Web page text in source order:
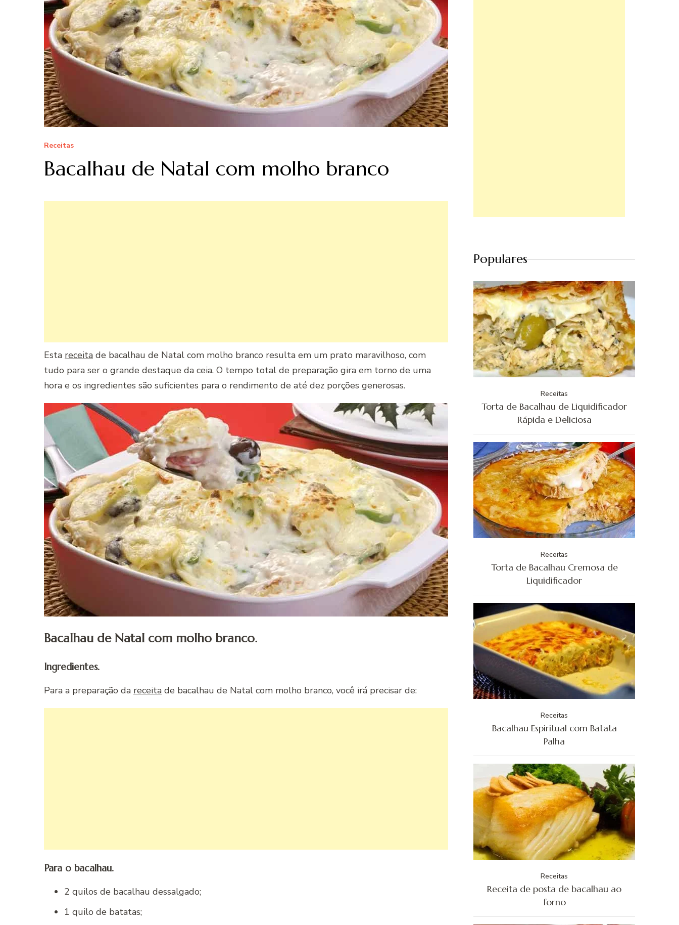
Receitas
Bacalhau de Natal com molho branco
Esta receita de bacalhau de Natal com molho branco resulta em um prato maravilhoso, com
tudo para ser o grande destaque da ceia. O tempo total de preparação gira em torno de uma
hora e os ingredientes são suficientes para o rendimento de até dez porções generosas.
Bacalhau de Natal com molho branco.
Ingredientes.
Para a preparação da receita de bacalhau de Natal com molho branco, você irá precisar de:
Para o bacalhau.
2 quilos de bacalhau dessalgado;
1 quilo de batatas;
Populares
Receitas
Torta de Bacalhau de Liquidificador
Rápida e Deliciosa
Receitas
Torta de Bacalhau Cremosa de
Liquidificador
Receitas
Bacalhau Espiritual com Batata
Palha
Receitas
Receita de posta de bacalhau ao
forno